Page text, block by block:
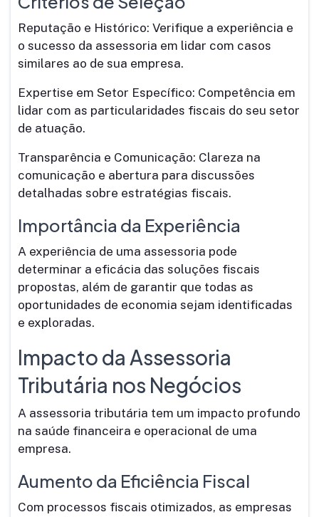
Reputação e Histórico: Verifique a experiência e
o sucesso da assessoria em lidar com casos
similares ao de sua empresa.
Expertise em Setor Específico: Competência em
lidar com as particularidades fiscais do seu setor
de atuação.
Transparência e Comunicação: Clareza na
comunicação e abertura para discussões
detalhadas sobre estratégias fiscais.
Importância da Experiência
A experiência de uma assessoria pode
determinar a eficácia das soluções fiscais
propostas, além de garantir que todas as
oportunidades de economia sejam identificadas
e exploradas.
Impacto da Assessoria
Tributária nos Negócios
A assessoria tributária tem um impacto profundo
na saúde financeira e operacional de uma
empresa.
Aumento da Eficiência Fiscal
Com processos fiscais otimizados, as empresas